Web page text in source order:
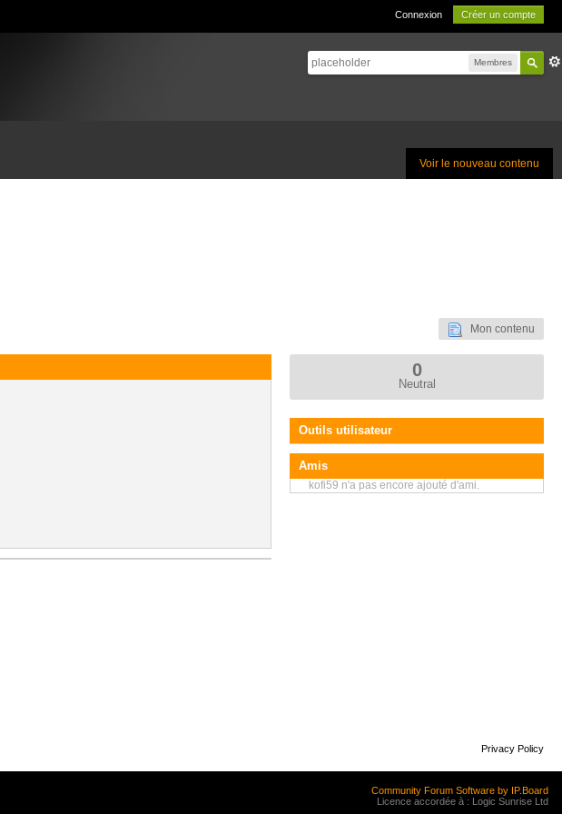
Connexion Créer un compte
Membres
Voir le nouveau contenu
Mon contenu
0
Neutral
Outils utilisateur
Amis
kofi59 n'a pas encore ajouté d'ami.
Privacy Policy
Community Forum Software by IP.Board
Licence accordée à : Logic Sunrise Ltd